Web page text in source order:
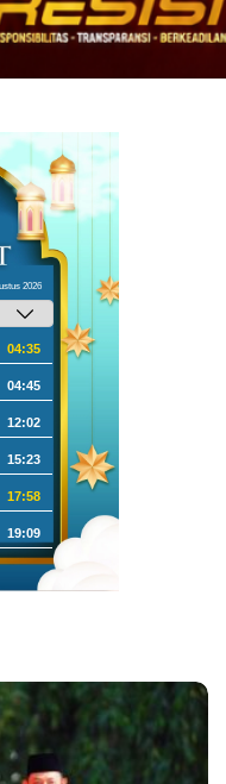
2026
04:35
04:45
12:02
15:23
17:58
19:09